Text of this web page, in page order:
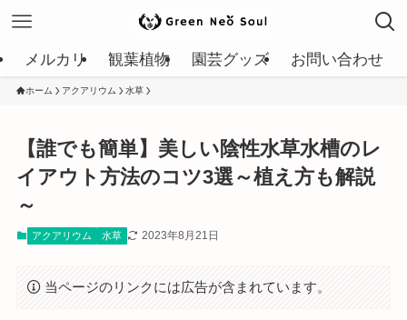
メルカリ 観葉植物 園芸グッズ お問い合わせ
ホーム アクアリウム 水草
【誰でも簡単】美しい陰性水草水槽のレ
イアウト方法のコツ3選～植え方も解説
～
アクアリウム 水草 2023年8月21日
当ページのリンクには広告が含まれています。